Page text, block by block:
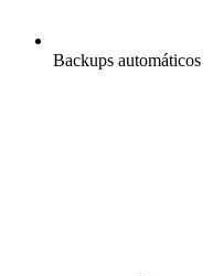
Backups automáticos